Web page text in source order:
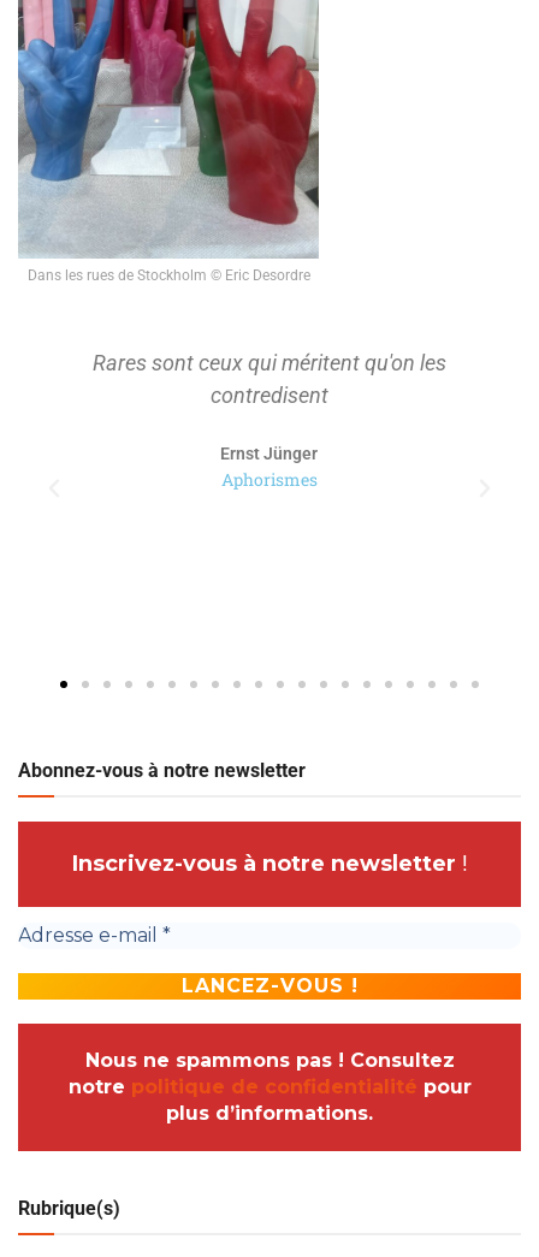
Dans les rues de Stockholm © Eric Desordre
Rares sont ceux qui méritent qu'on les
contredisent
Ernst Jünger
Aphorismes
Abonnez-vous à notre newsletter
Inscrivez-vous à notre newsletter !
Nous ne spammons pas ! Consultez
notre politique de confidentialité pour
plus d’informations.
Rubrique(s)